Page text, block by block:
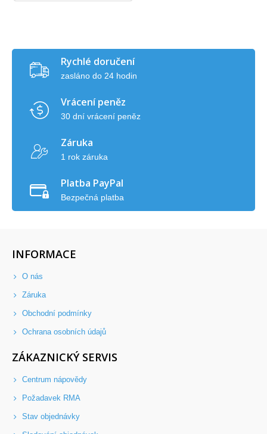
Rychlé doručení
zasláno do 24 hodin
Vrácení peněz
30 dní vrácení peněz
Záruka
1 rok záruka
Platba PayPal
Bezpečná platba
INFORMACE
O nás
Záruka
Obchodní podmínky
Ochrana osobních údajů
ZÁKAZNICKÝ SERVIS
Centrum nápovědy
Požadavek RMA
Stav objednávky